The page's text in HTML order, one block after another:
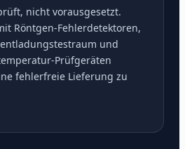
nicht vorausgesetzt.
Röntgen-Fehlerdetektoren,
und
Prüfgeräten
fehlerfreie Lieferung zu